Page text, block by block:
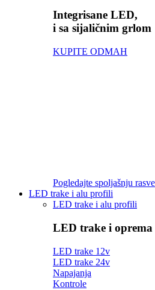
Integrisane LED,
i sa sijaličnim grlom
KUPITE ODMAH
Pogledajte spoljašnju
LED trake i alu profili
LED trake i alu profili
LED trake i oprema
LED trake 12v
LED trake 24v
Napajanja
Kontrole